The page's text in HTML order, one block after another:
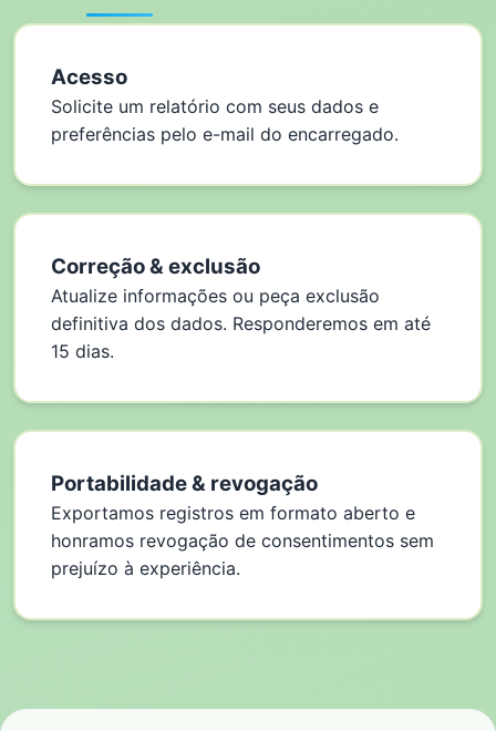
Acesso
Solicite um relatório com seus dados e
preferências pelo e-mail do encarregado.
Correção & exclusão
Atualize informações ou peça exclusão
definitiva dos dados. Responderemos em até
15 dias.
Portabilidade & revogação
Exportamos registros em formato aberto e
honramos revogação de consentimentos sem
prejuízo à experiência.